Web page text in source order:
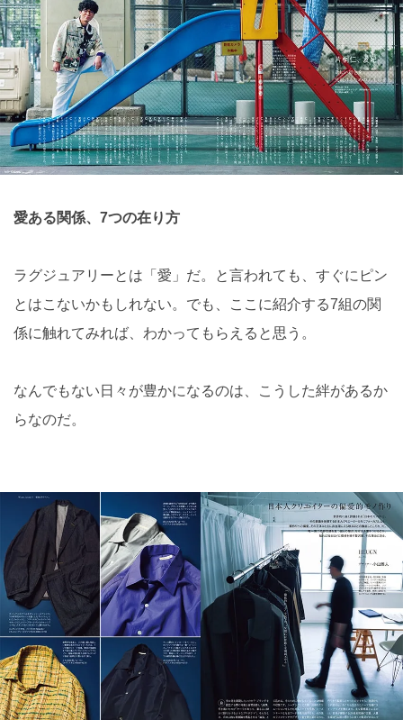
愛ある関係、7つの在り方
ラグジュアリーとは「愛」だ。と言われても、すぐにピン
とはこないかもしれない。でも、ここに紹介する7組の関
係に触れてみれば、わかってもらえると思う。
なんでもない日々が豊かになるのは、こうした絆があるか
らなのだ。